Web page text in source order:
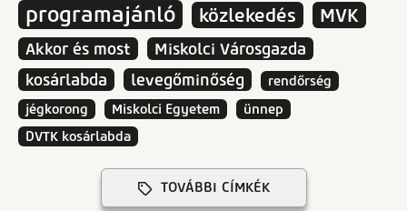
programajánló
közlekedés MVK
Akkor és most
Miskolci Városgazda
kosárlabda
levegőminőség
rendőrség
jégkorong
Miskolci Egyetem
ünnep
DVTK kosárlabda
TOVÁBBI CÍMKÉK